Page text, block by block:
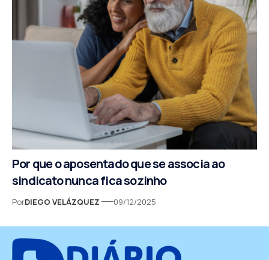
Por que o aposentado que se associa ao
sindicato nunca fica sozinho
PorDIEGO VELÁZQUEZ 09/12/2025